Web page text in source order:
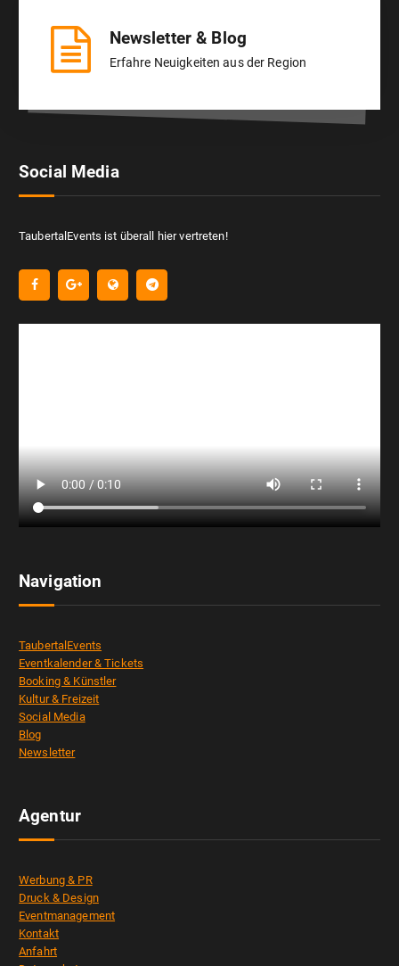
Newsletter & Blog
Erfahre Neuigkeiten aus der Region
Social Media
TaubertalEvents ist überall hier vertreten!
Navigation
TaubertalEvents
Eventkalender & Tickets
Booking & Künstler
Kultur & Freizeit
Social Media
Blog
Newsletter
Agentur
Werbung & PR
Druck & Design
Eventmanagement
Kontakt
Anfahrt